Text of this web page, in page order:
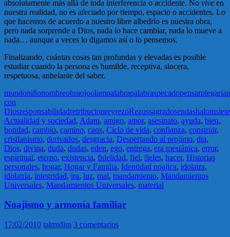
absolutamente más allá de toda interferencia o accidente. No vive en
nuestra realidad, no es afectado por tiempo, espacio o accidentes. Lo
que hacemos de acuerdo a nuestro libre albedrío es nuestra obra,
pero nada sorprende a Dios, nada lo hace cambiar, nada lo mueve a
nada… aunque a veces lo digamos así o lo pensemos.
Finalizando, cuántas cosas tan profundas y elevadas es posible
estudiar cuando la persona es humilde, receptiva, sincera,
respetuosa, anhelante del saber.
mundoniñonombreobraojoolampalabrapalabraspecadopensarplegaria
con
DiosresponsabilidadretribucionreyrezoRezossagradosendashalomsiete
Actualidad y sociedad, Adam, amigo, amor, asesinato, ayuda, bien,
bondad, cambio, camino, caos, Ciclo de vida, confianza, construir,
cristianismo, derivados, desgracia, Despertando al projimo, dia,
Dios, divina, duda, dudas, eden, ego, entrega, era mesiánica, error,
espiritual, eterno, existencia, fidelidad, fiel, fieles, hacer, Historias
personales, hogar, Hogar y Familia, Identidad noajica, idolatra,
idolatria, integridad, ira, luz, mal, mandamiento, Mandamientos
Universales, Mandamientos Universales, material
Noajismo y armonía familiar
17/02/2010 talmidim 3 comentarios